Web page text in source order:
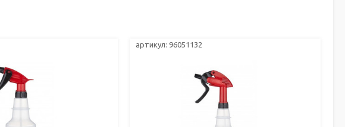
артикул: 96051132